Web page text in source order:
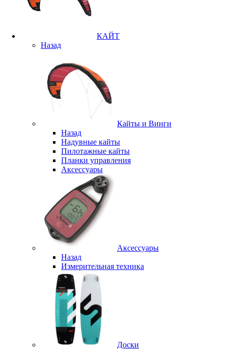
КАЙТ
Назад
Кайты и Винги
Назад
Надувные кайты
Пилотажные кайты
Планки управления
Аксессуары
Аксессуары
Назад
Измерительная техника
Доски